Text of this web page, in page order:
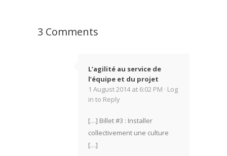
3 Comments
L’agilité au service de
l’équipe et du projet
1 August 2014 at 6:02 PM · Log
in to Reply
[…] Billet #3 : Installer
collectivement une culture
[…]